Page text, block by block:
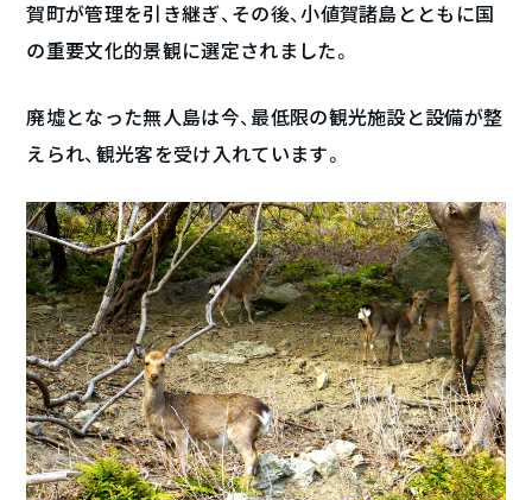
賀町が管理を引き継ぎ、その後、小値賀諸島とともに国
の重要文化的景観に選定されました。
廃墟となった無人島は今、最低限の観光施設と設備が整
えられ、観光客を受け入れています。